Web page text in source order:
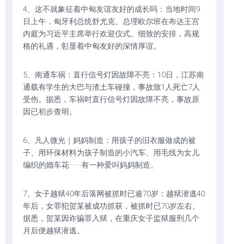
4、这不就象征着中匈友谊友好的成长吗：当地时间9
日上午，匈牙利总统舒尤克、总理欧尔班在布达王宫
内庭为习近平主席举行欢迎仪式。细致的安排，高规
格的礼遇，彰显着中匈友好的深情厚谊。
5、南通车祸：直行信号灯因故障不亮：10日，江苏南
通载有学生的大巴与渣土车碰撞，事故致1人死亡7人
受伤。据悉，车祸时直行信号灯因故障不亮，事故原
因已初步查明。
6、凡人微光｜妈妈制造：用孩子的旧衣服做成的被
子、用环保材料为孩子制造的小汽车、用毛线为女儿
编织的婚车花······有一种爱叫妈妈制造。
7、女子越狱40年后落网被抓时已逾70岁：越狱潜逃40
年后，女罪犯贺某被成功抓获，被抓时已70岁左右。
据悉，贺某因诈骗罪入狱，在重庆女子监狱服刑几个
月后便越狱潜逃。